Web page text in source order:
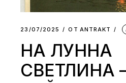
23/07/2025 ОТ АNTRAKT
НА ЛУННА
СВЕТЛИНА